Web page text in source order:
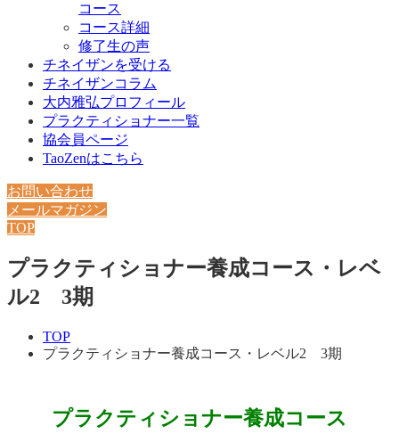
コース
コース詳細
修了生の声
チネイザンを受ける
チネイザンコラム
大内雅弘プロフィール
プラクティショナー一覧
協会員ページ
TaoZenはこちら
お問い合わせ
メールマガジン
TOP
プラクティショナー養成コース・レベ
ル2 3期
TOP
プラクティショナー養成コース・レベル2 3期
プラクティショナー養成コース